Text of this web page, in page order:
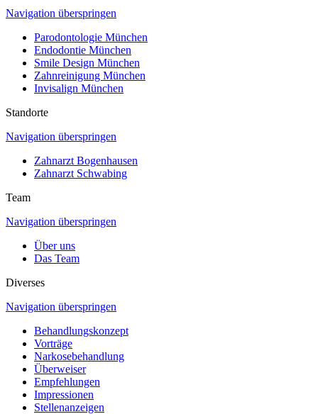
Navigation überspringen
Parodontologie München
Endodontie München
Smile Design München
Zahnreinigung München
Invisalign München
Standorte
Navigation überspringen
Zahnarzt Bogenhausen
Zahnarzt Schwabing
Team
Navigation überspringen
Über uns
Das Team
Diverses
Navigation überspringen
Behandlungskonzept
Vorträge
Narkosebehandlung
Überweiser
Empfehlungen
Impressionen
Stellenanzeigen